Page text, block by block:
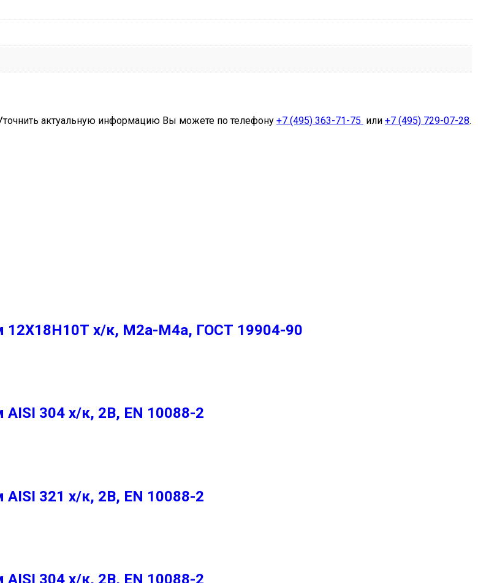
актуальную информацию Вы можете по телефону +7 (495) 363-71-75 или +7 (495) 729-07-28.
х/к, М2а-М4а, ГОСТ 19904-90
304 х/к, 2B, EN 10088-2
321 х/к, 2B, EN 10088-2
304 х/к, 2B, EN 10088-2